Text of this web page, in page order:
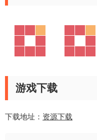
游戏下载
下载地址： 资源下载